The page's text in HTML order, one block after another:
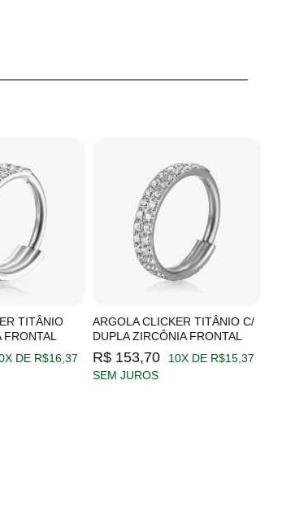
TITÂNIO
DE R$16,37
ARGOLA CLICKER TITÂNIO C/
DUPLA ZIRCÔNIA FRONTAL
R$ 153,70
10X DE R$15,37
SEM JUROS